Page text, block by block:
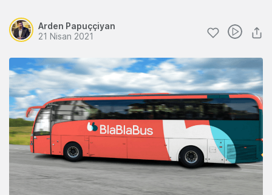
Arden Papuççiyan
21 Nisan 2021